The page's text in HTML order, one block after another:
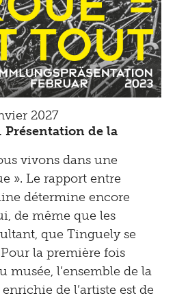
2027
Présentation de la
vivons dans une
». Le rapport entre
détermine encore
de même que les
que Tinguely se
la première fois
musée, l’ensemble de la
de l’artiste est de